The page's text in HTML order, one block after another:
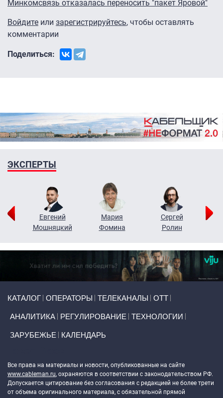
Минкомсвязь отказалась переносить "пакет Яровой"
Войдите или зарегистрируйтесь, чтобы оставлять
комментарии
Поделиться:
ЭКСПЕРТЫ
Евгений
Мошняцкий
Мария
Фомина
Сергей
Ролин
КАТАЛОГ ОПЕРАТОРЫ ТЕЛЕКАНАЛЫ ОТТ
АНАЛИТИКА РЕГУЛИРОВАНИЕ ТЕХНОЛОГИИ
ЗАРУБЕЖЬЕ КАЛЕНДАРЬ
Все права на материалы и новости, опубликованные на сайте
www.cableman.ru, охраняются в соответствии с законодательством РФ.
Допускается цитирование без согласования с редакцией не более трети
от объема оригинального материала, с обязательной прямой